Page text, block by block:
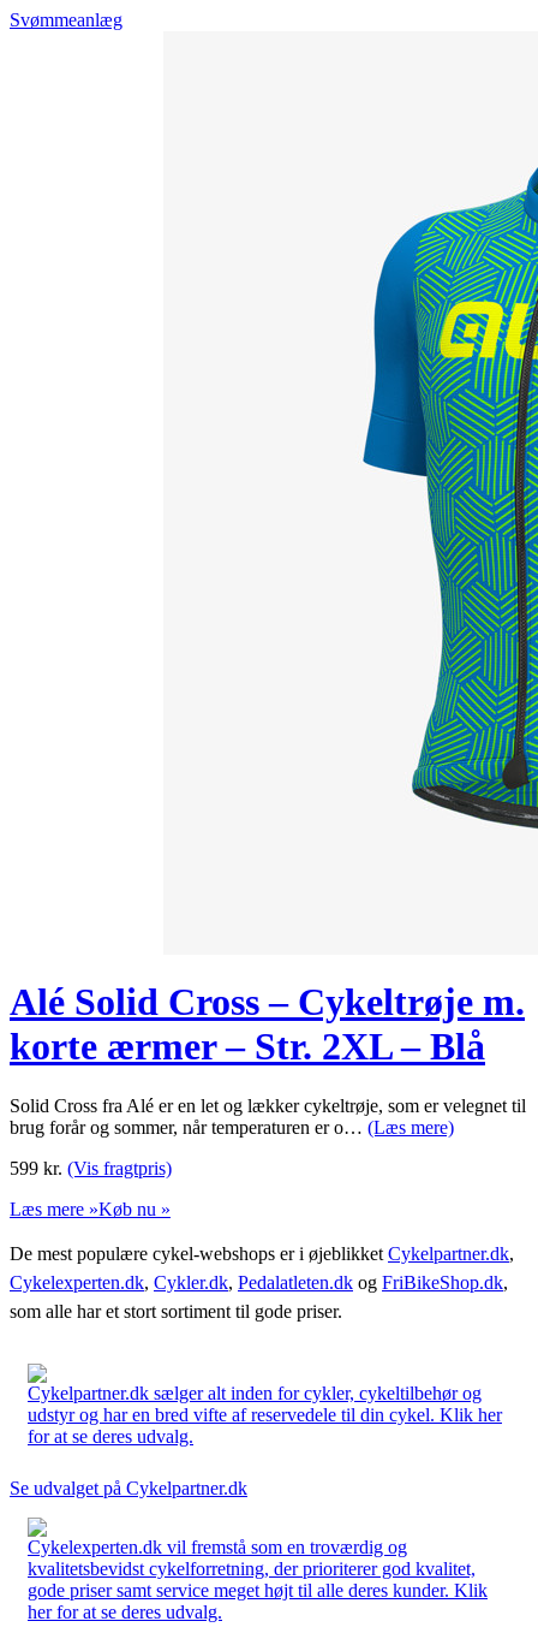
Svømmeanlæg
Alé Solid Cross – Cykeltrøje m.
korte ærmer – Str. 2XL – Blå
Solid Cross fra Alé er en let og lækker cykeltrøje, som er velegnet til
brug forår og sommer, når temperaturen er o… (Læs mere)
599 kr. (Vis fragtpris)
Læs mere »Køb nu »
De mest populære cykel-webshops er i øjeblikket Cykelpartner.dk,
Cykelexperten.dk, Cykler.dk, Pedalatleten.dk og FriBikeShop.dk,
som alle har et stort sortiment til gode priser.
Cykelpartner.dk sælger alt inden for cykler, cykeltilbehør og
udstyr og har en bred vifte af reservedele til din cykel. Klik her
for at se deres udvalg.
Se udvalget på Cykelpartner.dk
Cykelexperten.dk vil fremstå som en troværdig og
kvalitetsbevidst cykelforretning, der prioriterer god kvalitet,
gode priser samt service meget højt til alle deres kunder. Klik
her for at se deres udvalg.